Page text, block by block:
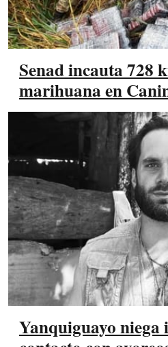
Senad incauta 728
marihuana en
Yanquiguayo niega